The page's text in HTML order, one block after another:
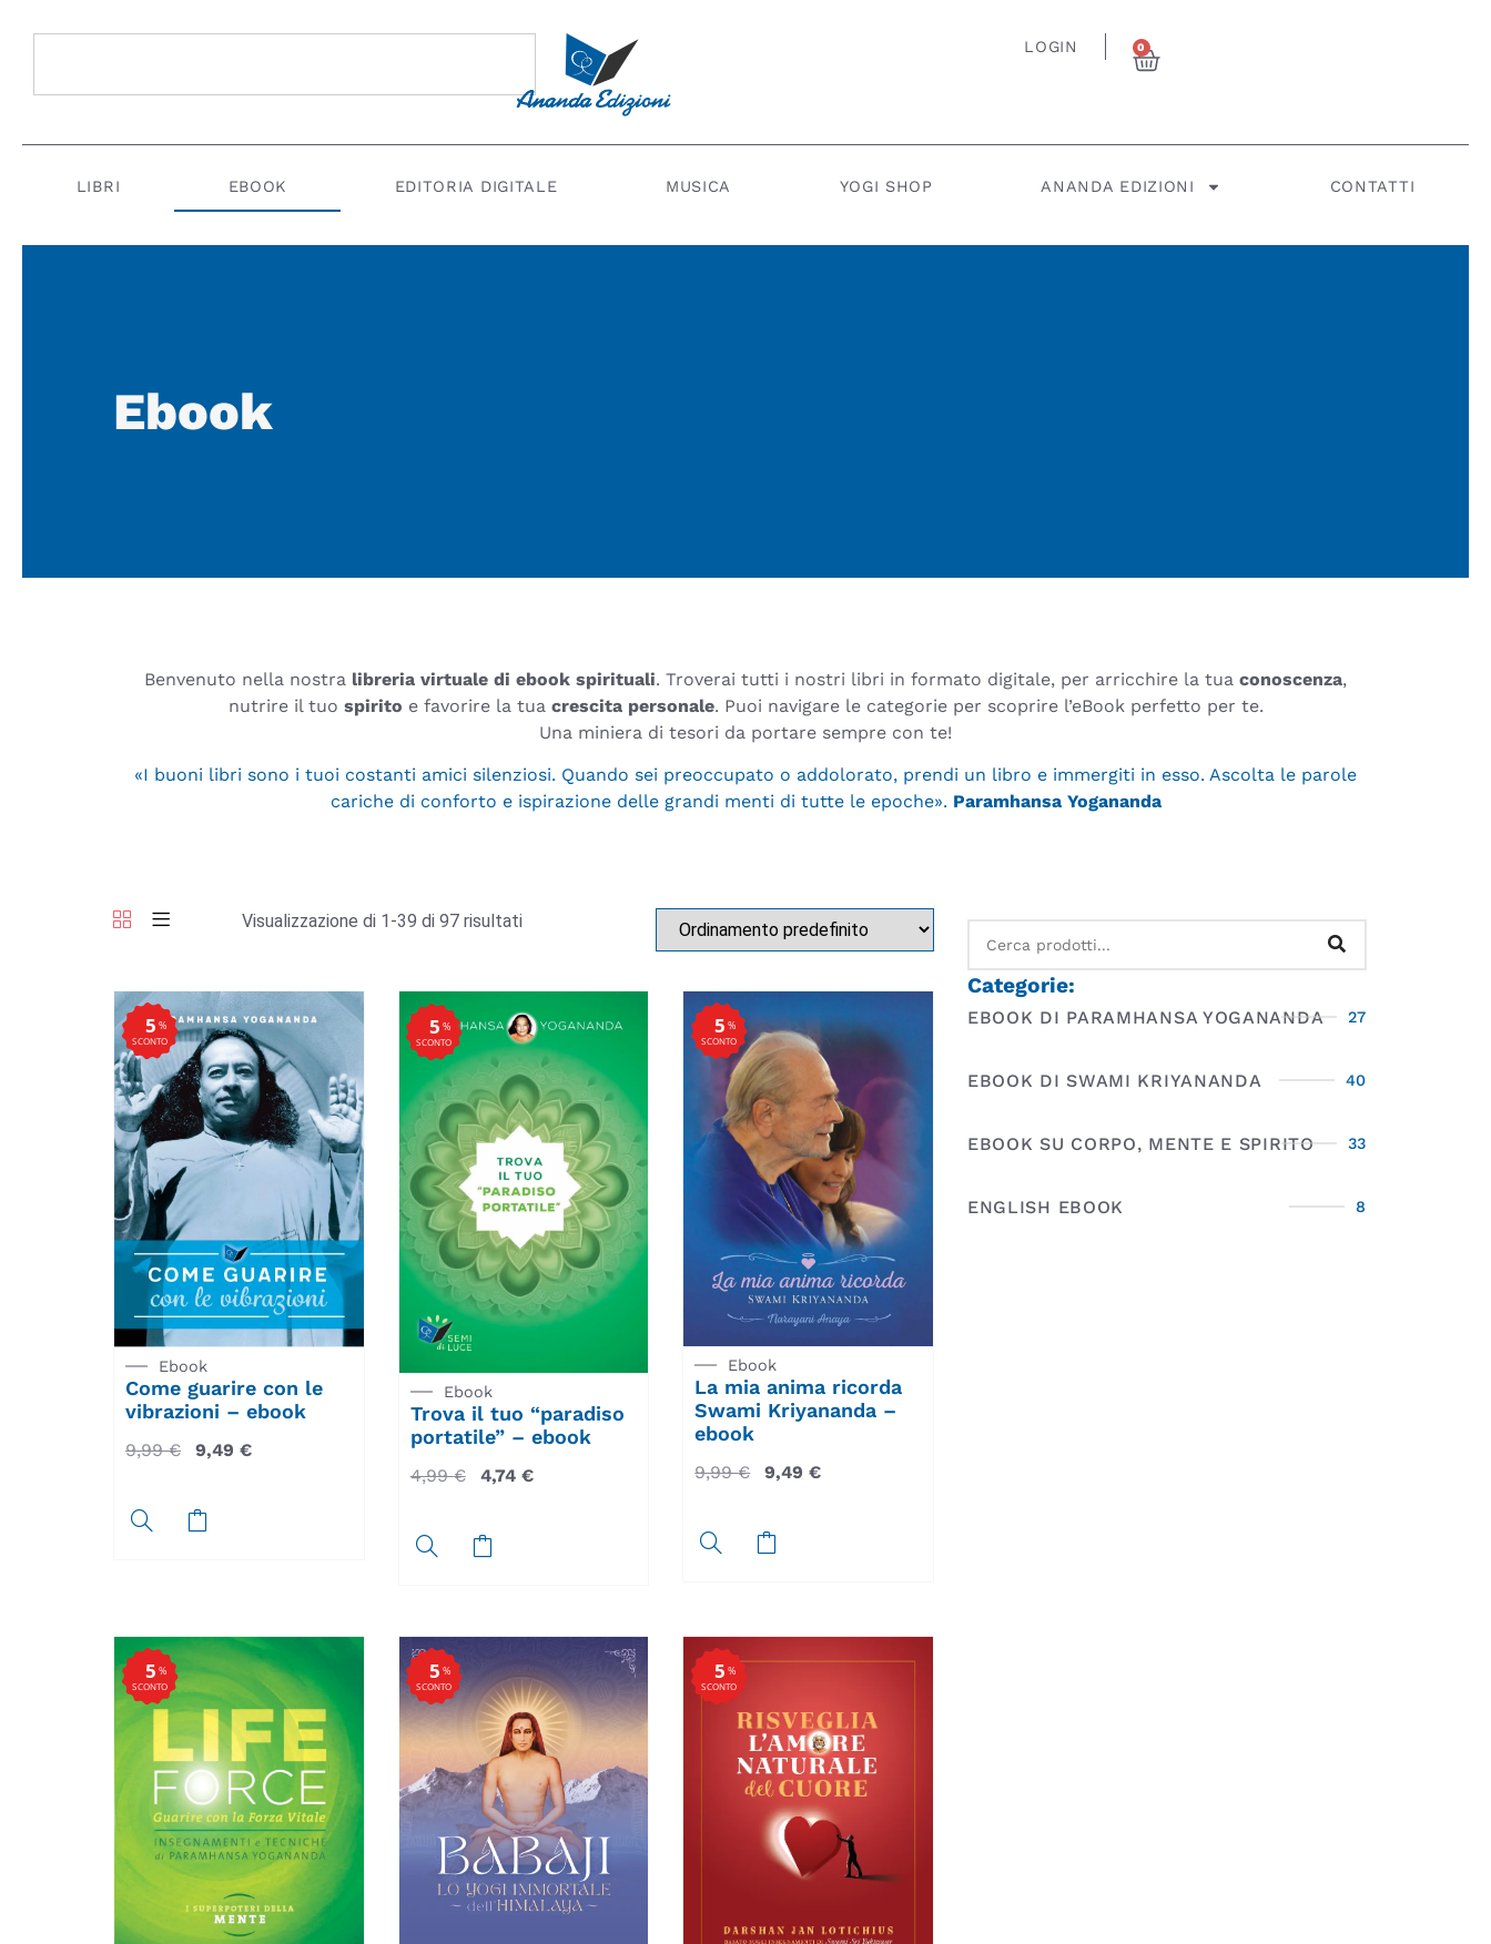
LOGIN 0
LIBRI EBOOK EDITORIA DIGITALE MUSICA YOGI SHOP ANANDA EDIZIONI CONTATTI
Ebook
Benvenuto nella nostra libreria virtuale di ebook spirituali. Troverai tutti i nostri libri in formato digitale, per arricchire la tua conoscenza,
nutrire il tuo spirito e favorire la tua crescita personale. Puoi navigare le categorie per scoprire l’eBook perfetto per te.
Una miniera di tesori da portare sempre con te!
«I buoni libri sono i tuoi costanti amici silenziosi. Quando sei preoccupato o addolorato, prendi un libro e immergiti in esso. Ascolta le parole
cariche di conforto e ispirazione delle grandi menti di tutte le epoche». Paramhansa Yogananda
Visualizzazione di 1-39 di 97 risultati
%
SCONTO
5
Ebook
Come guarire con le
vibrazioni – ebook
9,99€ 9,49 €
%
SCONTO
5
Ebook
Trova il tuo “paradiso
portatile” – ebook
4,99€ 4,74 €
%
SCONTO
5
Ebook
La mia anima ricorda
Swami Kriyananda –
ebook
9,99€ 9,49€
%
SCONTO
5 %
SCONTO
5 %
SCONTO
5
Categorie:
EBOOK DI PARAMHANSA YOGANANDA 27
EBOOK DI SWAMI KRIYANANDA 40
EBOOK SU CORPO, MENTE E SPIRITO 33
ENGLISH EBOOK 8